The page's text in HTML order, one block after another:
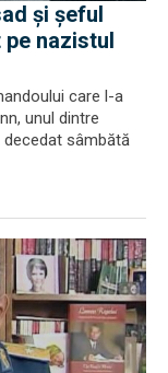
și șeful
nazistul
care l-a
unul dintre
decedat sâmbătă